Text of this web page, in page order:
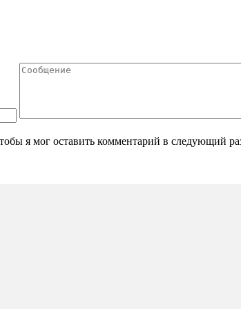
я мог оставить комментарий в следующий